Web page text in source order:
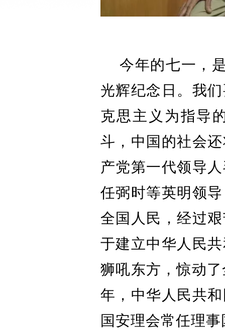
今年的七一，
光辉纪念日。我
克思主义为指导
斗，中国的社会
产党第一代领导
任弼时等英明领
全国人民，经过
于建立中华人民
狮吼东方，惊动
年，中华人民共
国安理会常任理